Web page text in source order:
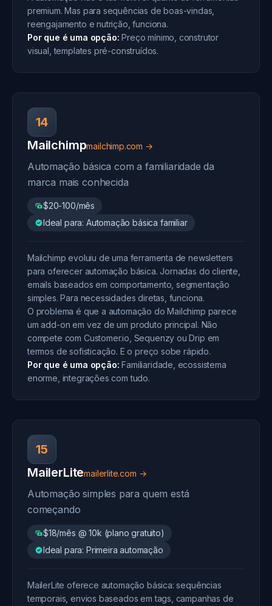
premium. Mas para sequências de boas-vindas,
reengajamento e nutrição, funciona.
Por que é uma opção: Preço mínimo, construtor
visual, templates pré-construídos.
14
Mailchimpmailchimp.com →
Automação básica com a familiaridade da
marca mais conhecida
$20-100/mês
Ideal para: Automação básica familiar
Mailchimp evoluiu de uma ferramenta de newsletters
para oferecer automação básica. Jornadas do cliente,
emails baseados em comportamento, segmentação
simples. Para necessidades diretas, funciona.
O problema é que a automação do Mailchimp parece
um add-on em vez de um produto principal. Não
compete com Customer.io, Sequenzy ou Drip em
termos de sofisticação. E o preço sobe rápido.
Por que é uma opção: Familiaridade, ecossistema
enorme, integrações com tudo.
15
MailerLitemailerlite.com →
Automação simples para quem está
começando
$18/mês @ 10k (plano gratuito)
Ideal para: Primeira automação
MailerLite oferece automação básica: sequências
temporais, envios baseados em tags, campanhas de